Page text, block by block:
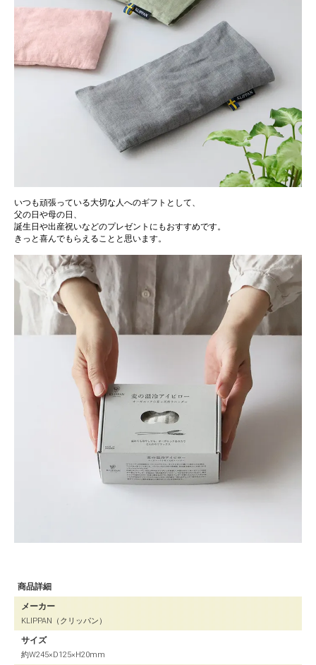
いつも頑張っている大切な人へのギフトとして、
父の日や母の日、
誕生日や出産祝いなどのプレゼントにもおすすめです。
きっと喜んでもらえることと思います。
商品詳細
メーカー
KLIPPAN（クリッパン）
サイズ
約W245×D125×H20mm